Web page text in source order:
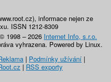
informace nejen ze
ISSN 1212-8309
1998 – 2026 Internet Info, s.r.o.
vyhrazena. Powered by Linux.
| Podmínky užívání |
| RSS exporty